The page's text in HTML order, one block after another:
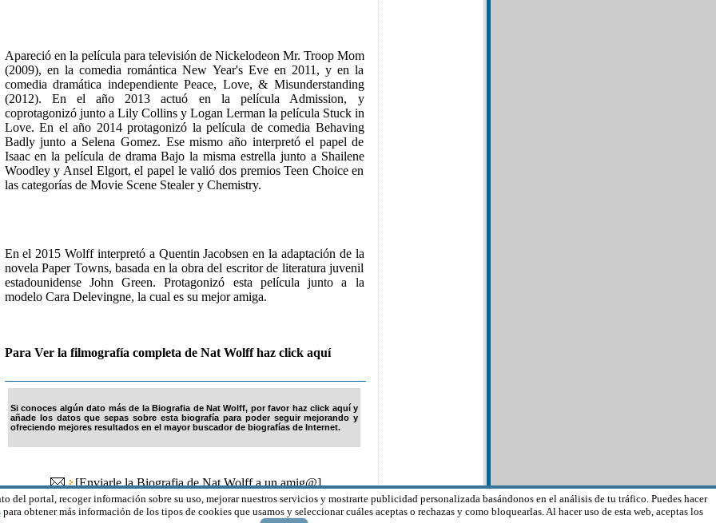
portal, recoger información sobre su uso, mejorar nuestros servicios y mostrarte publicidad personalizada basándonos en el análisis de tu tráfico. Puedes hacer
para obtener más información de los tipos de cookies que usamos y seleccionar cuáles aceptas o rechazas y como bloquearlas. Al hacer uso de esta web, aceptas los
Apareció en la película para televisión de Nickelodeon Mr. Troop Mom
(2009), en la comedia romántica New Year's Eve en 2011, y en la
comedia dramática independiente Peace, Love, & Misunderstanding
(2012). En el año 2013 actuó en la película Admission, y
coprotagonizó junto a Lily Collins y Logan Lerman la película Stuck in
Love. En el año 2014 protagonizó la película de comedia Behaving
Badly junto a Selena Gomez. Ese mismo año interpretó el papel de
Isaac en la película de drama Bajo la misma estrella junto a Shailene
Woodley y Ansel Elgort, el papel le valió dos premios Teen Choice en
las categorías de Movie Scene Stealer y Chemistry.
En el 2015 Wolff interpretó a Quentin Jacobsen en la adaptación de la
novela Paper Towns, basada en la obra del escritor de literatura juvenil
estadounidense John Green. Protagonizó esta película junto a la
modelo Cara Delevingne, la cual es su mejor amiga.
Para Ver la filmografía completa de Nat Wolff haz click aquí
Si conoces algún dato más de la Biografia de Nat Wolff, por favor haz click aquí y
añade los datos que sepas sobre esta biografía para poder seguir mejorando y
ofreciendo mejores resultados en el mayor buscador de biografías de Internet.
[Enviarle la Biografia de Nat Wolff a un amig@]